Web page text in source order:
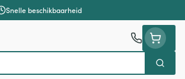
Snelle beschikbaarheid
Zoek